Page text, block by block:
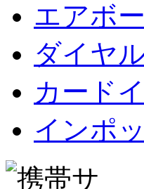
エアボ
ダイヤ
カード
インポ